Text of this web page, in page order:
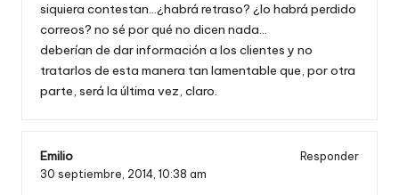
siquiera contestan…¿habrá retraso? ¿lo habrá perdido
correos? no sé por qué no dicen nada…
deberían de dar información a los clientes y no
tratarlos de esta manera tan lamentable que, por otra
parte, será la última vez, claro.
Emilio
Responder
30 septiembre, 2014, 10:38 am